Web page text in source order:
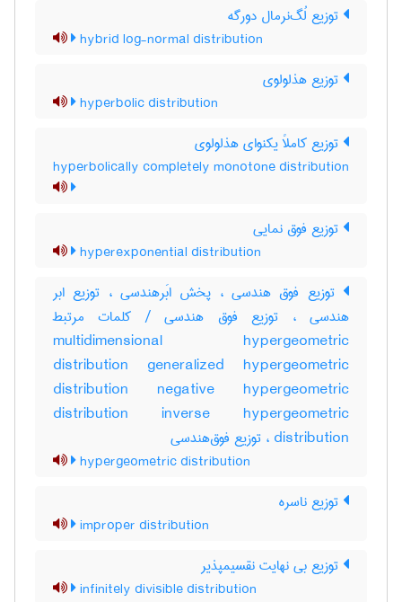
توزیع لُگ‌نرمال دورگه
hybrid log-normal distribution
توزیع هذلولوی
hyperbolic distribution
توزیع کاملاً یکنوای هذلولوی
hyperbolically completely monotone distribution
توزیع فوق نمایی
hyperexponential distribution
توزیع فوق هندسی ، پخش ابَرهندسی ، توزیع ابر
هندسی ، توزیع فوق هندسی / کلمات مرتبط
multidimensional hypergeometric
distribution generalized hypergeometric
distribution negative hypergeometric
distribution inverse hypergeometric
distribution ، توزیع فوق‌هندسی
hypergeometric distribution
توزیع ناسره
improper distribution
توزیع بی نهایت نقسیمپذیر
infinitely divisible distribution